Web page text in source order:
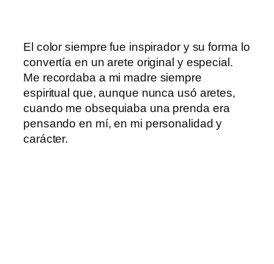
El color siempre fue inspirador y su forma lo
convertía en un arete original y especial.
Me recordaba a mi madre siempre
espiritual que, aunque nunca usó aretes,
cuando me obsequiaba una prenda era
pensando en mí, en mi personalidad y
carácter.